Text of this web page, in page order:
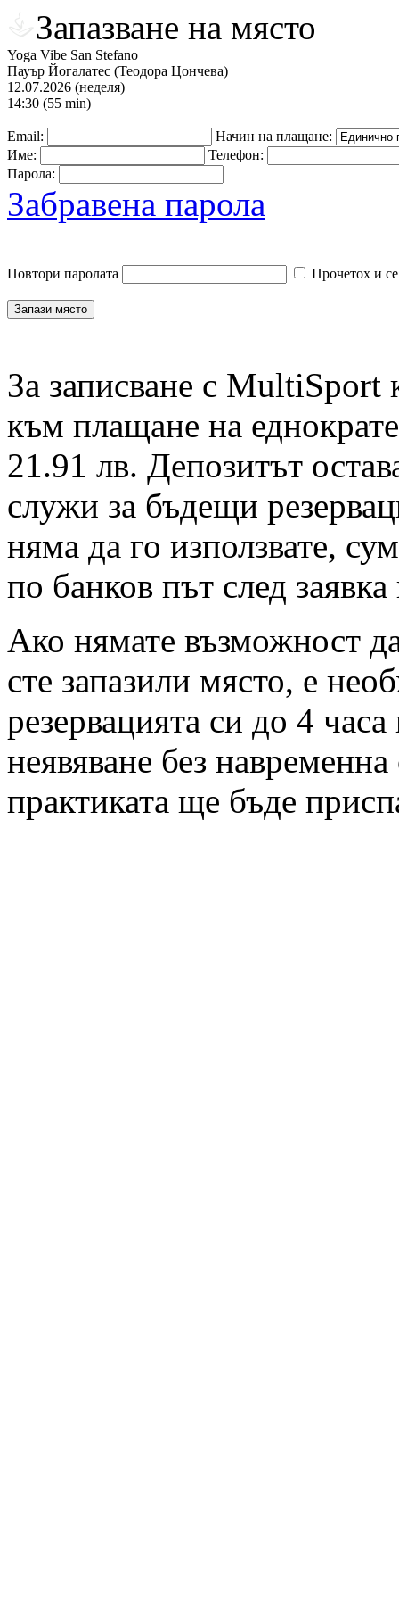
Запазване на място
Yoga Vibe San Stefano
Пауър Йогалатес (Теодора Цончева)
12.07.2026 (неделя)
14:30 (55 min)
Email:
Начин на плащане:
Име:
Телефон:
Парола:
Забравена парола
Повтори паролата Прочетох и
За записване с MultiSport
към плащане на
21.91 лв. Депозитът
служи за бъдещи
няма да го използвате,
по банков път след
Ако нямате възможност
сте запазили място, е
резервацията си до 4
неявяване без
практиката ще бъде